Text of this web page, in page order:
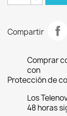
Compartir
Comprar
con
Protección de
Los
48 horas